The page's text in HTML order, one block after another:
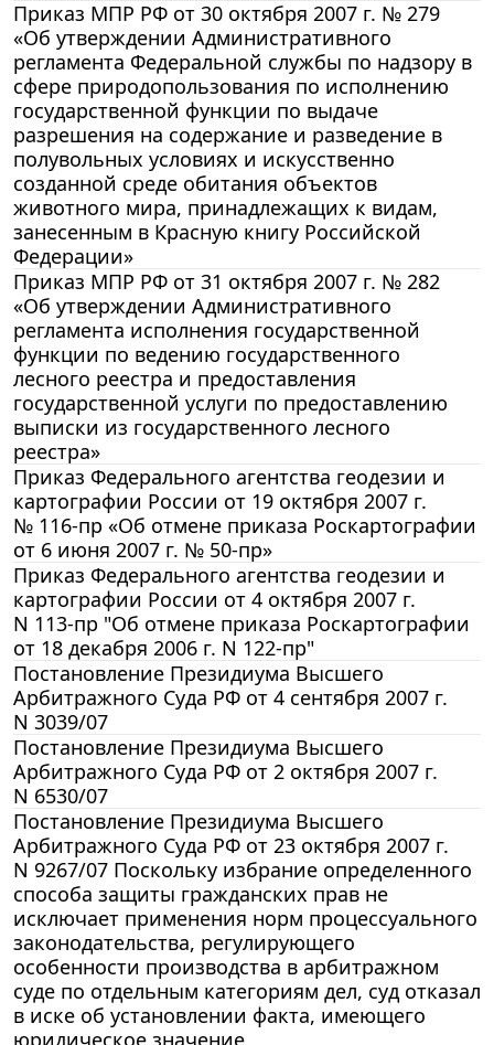
Приказ МПР РФ от 30 октября 2007 г. № 279
«Об утверждении Административного
регламента Федеральной службы по надзору в
сфере природопользования по исполнению
государственной функции по выдаче
разрешения на содержание и разведение в
полувольных условиях и искусственно
созданной среде обитания объектов
животного мира, принадлежащих к видам,
занесенным в Красную книгу Российской
Федерации»
Приказ МПР РФ от 31 октября 2007 г. № 282
«Об утверждении Административного
регламента исполнения государственной
функции по ведению государственного
лесного реестра и предоставления
государственной услуги по предоставлению
выписки из государственного лесного
реестра»
Приказ Федерального агентства геодезии и
картографии России от 19 октября 2007 г.
№ 116-пр «Об отмене приказа Роскартографии
от 6 июня 2007 г. № 50-пр»
Приказ Федерального агентства геодезии и
картографии России от 4 октября 2007 г.
N 113-пр "Об отмене приказа Роскартографии
от 18 декабря 2006 г. N 122-пр"
Постановление Президиума Высшего
Арбитражного Суда РФ от 4 сентября 2007 г.
N 3039/07
Постановление Президиума Высшего
Арбитражного Суда РФ от 2 октября 2007 г.
N 6530/07
Постановление Президиума Высшего
Арбитражного Суда РФ от 23 октября 2007 г.
N 9267/07 Поскольку избрание определенного
способа защиты гражданских прав не
исключает применения норм процессуального
законодательства, регулирующего
особенности производства в арбитражном
суде по отдельным категориям дел, суд отказал
в иске об установлении факта, имеющего
юридическое значение